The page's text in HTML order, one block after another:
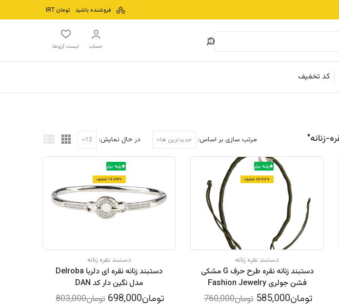
فروشنده باشید تومان
حساب لیست آرزوها
کد تخفیف
مرتب سازی بر اساس: جدیدترین ها در حال نمایش: 12
رتبه برتر
23.03% تخفیف
دستبند نقره زنانه
دستبند زنانه نقره طرح حرف G مشکی
فشن جولری Fashion Jewelry
تومان585,000 تومان760,000
رتبه برتر
13.08% تخفیف
دستبند نقره زنانه
دستبند زنانه نقره ای دلربا Delroba
مدل نگین دار کد DAN
تومان698,000 تومان803,000